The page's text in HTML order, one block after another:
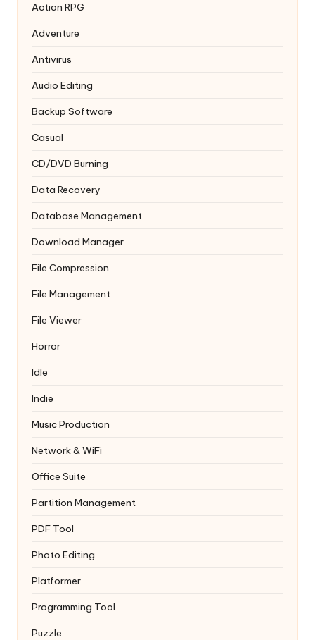
Action RPG
Adventure
Antivirus
Audio Editing
Backup Software
Casual
CD/DVD Burning
Data Recovery
Database Management
Download Manager
File Compression
File Management
File Viewer
Horror
Idle
Indie
Music Production
Network & WiFi
Office Suite
Partition Management
PDF Tool
Photo Editing
Platformer
Programming Tool
Puzzle